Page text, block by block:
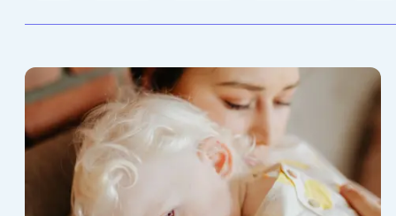
Nieodkładalność dziecka: 5 najczęstszych powodów i co możesz z tym